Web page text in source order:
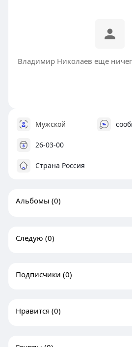
Владимир Николаев еще
Мужской
26-03-00
Страна Россия
Альбомы (0)
Следую (0)
Подписчики (0)
Нравится (0)